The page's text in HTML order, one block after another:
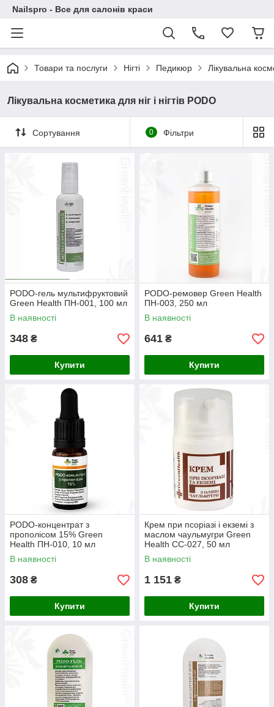
Nailspro - Все для салонів краси
Товари та послуги Нігті Педикюр Лікувальна
Лікувальна косметика для ніг і нігтів PODO
Сортування 0 Фільтри
PODO-гель мультифруктовий
Green Health ПН-001, 100 мл
В наявності
348 ₴
Купити
PODO-ремовер Green Health
ПН-003, 250 мл
В наявності
641 ₴
Купити
PODO-концентрат з
прополісом 15% Green
Health ПН-010, 10 мл
В наявності
308 ₴
Купити
Крем при псоріазі і екземі з
маслом чаульмугри Green
Health СС-027, 50 мл
В наявності
1 151 ₴
Купити